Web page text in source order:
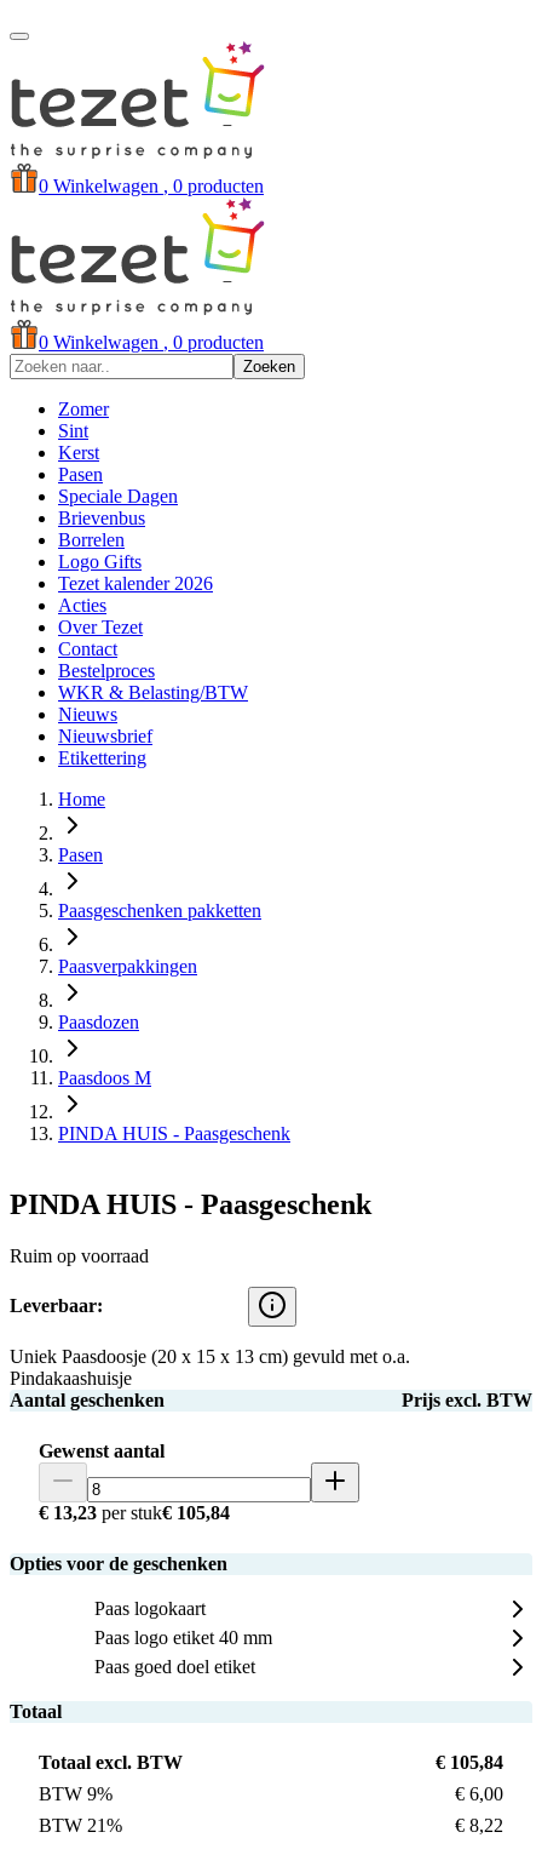
0 Winkelwagen , 0 producten
0 Winkelwagen , 0 producten
Zoeken
Zomer
Sint
Kerst
Pasen
Speciale Dagen
Brievenbus
Borrelen
Logo Gifts
Tezet kalender 2026
Acties
Over Tezet
Contact
Bestelproces
WKR & Belasting/BTW
Nieuws
Nieuwsbrief
Etikettering
Home
Pasen
Paasgeschenken pakketten
Paasverpakkingen
Paasdozen
Paasdoos M
PINDA HUIS - Paasgeschenk
PINDA HUIS - Paasgeschenk
Ruim op voorraad
Leverbaar:
Uniek Paasdoosje (20 x 15 x 13 cm) gevuld met o.a.
Pindakaashuisje
Aantal geschenken
Prijs excl. BTW
Gewenst aantal
€ 13,23 per stuk€ 105,84
Opties voor de geschenken
Paas logokaart
Paas logo etiket 40 mm
Paas goed doel etiket
Totaal
Totaal excl. BTW
€ 105,84
BTW 9%
€ 6,00
BTW 21%
€ 8,22